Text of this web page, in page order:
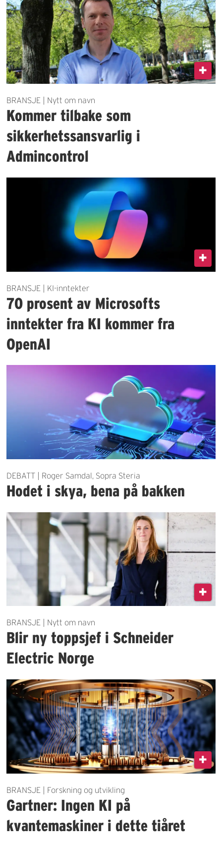
BRANSJE | Nytt om navn
Kommer tilbake som
sikkerhetssansvarlig i
Admincontrol
BRANSJE | KI-inntekter
70 prosent av Microsofts
inntekter fra KI kommer fra
OpenAI
DEBATT | Roger Samdal, Sopra Steria
Hodet i skya, bena på bakken
BRANSJE | Nytt om navn
Blir ny toppsjef i Schneider
Electric Norge
BRANSJE | Forskning og utvikling
Gartner: Ingen KI på
kvantemaskiner i dette tiåret